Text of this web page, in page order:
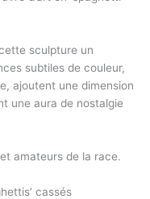
sculpture un
subtiles de couleur,
ajoutent une dimension
une aura de nostalgie
amateurs de la race.
cassés